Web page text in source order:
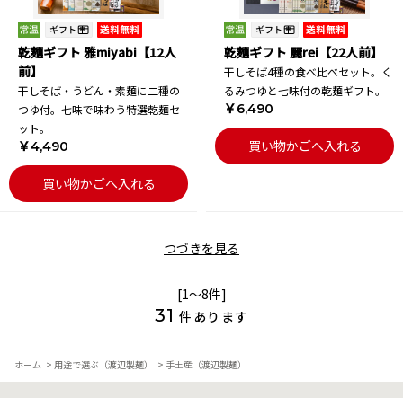
乾麺ギフト 雅miyabi【12人
前】
干しそば・うどん・素麺に二種の
つゆ付。七味で味わう特選乾麺セ
ット。
￥4,490
買い物かごへ入れる
乾麺ギフト 麗rei【22人前】
干しそば4種の食べ比べセット。く
るみつゆと七味付の乾麺ギフト。
￥6,490
買い物かごへ入れる
つづきを見る
[1～8件]
31 件あります
ホーム > 用途で選ぶ（渡辺製麺） > 手土産（渡辺製麺）